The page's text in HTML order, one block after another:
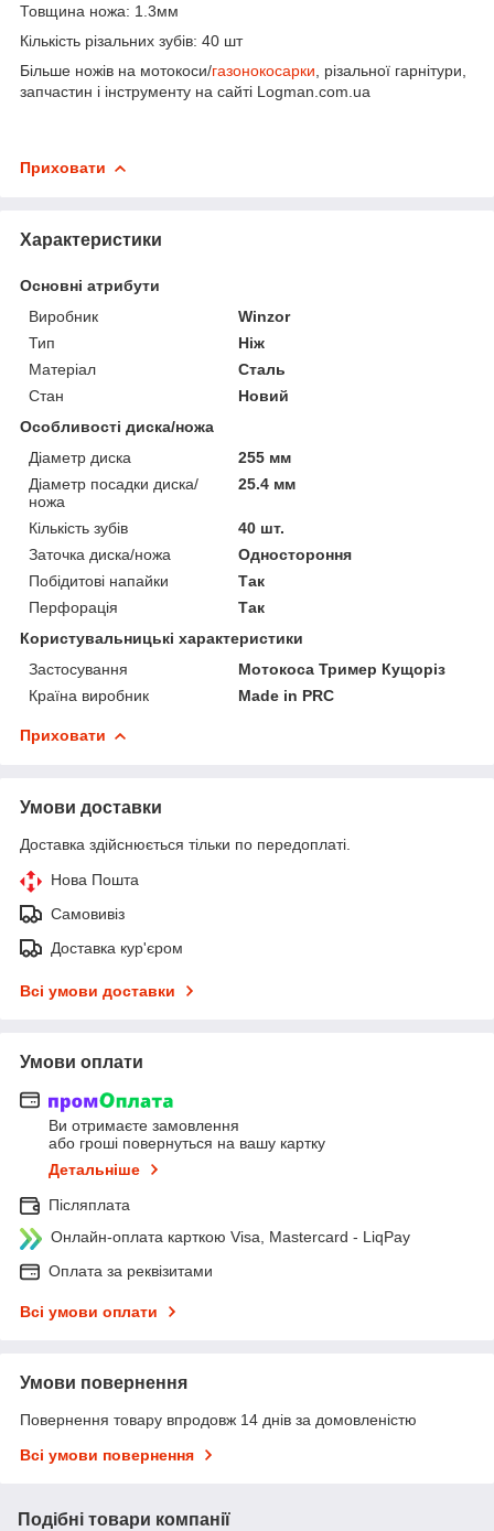
Товщина ножа: 1.3мм
Кількість різальних зубів: 40 шт
Більше ножів на мотокоси/газонокосарки , різальної гарнітури,
запчастин і інструменту на сайті Logman.com.ua
Приховати
Характеристики
Основні атрибути
Виробник
Winzor
Тип
Ніж
Матеріал
Сталь
Стан
Новий
Особливості диска/ножа
Діаметр диска
255 мм
Діаметр посадки диска/
ножа
25.4 мм
Кількість зубів
40 шт.
Заточка диска/ножа
Одностороння
Побідитові напайки
Так
Перфорація
Так
Користувальницькі характеристики
Застосування
Мотокоса Тример Кущоріз
Країна виробник
Made in PRC
Приховати
Умови доставки
Доставка здійснюється тільки по передоплаті.
Нова Пошта
Самовивіз
Доставка кур'єром
Всі умови доставки
Умови оплати
Ви отримаєте замовлення
або гроші повернуться на вашу картку
Детальніше
Післяплата
Онлайн-оплата карткою Visa, Mastercard - LiqPay
Оплата за реквізитами
Всі умови оплати
Умови повернення
Повернення товару впродовж 14 днів за домовленістю
Всі умови повернення
Подібні товари компанії